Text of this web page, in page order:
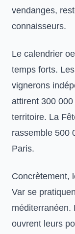
vendanges,
connaisseurs.
Le calendrier
temps forts.
vignerons
attirent 300 000
territoire. La
rassemble 500
Paris.
Concrètement,
Var se
méditerranéen.
ouvrent leurs